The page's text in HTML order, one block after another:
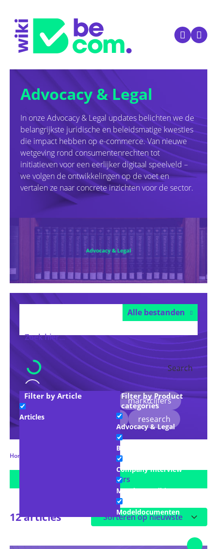
Advocacy & Legal
In onze Advocacy & Legal updates belichten we de
belangrijkste juridische en beleidsmatige kwesties
die impact hebben op e-commerce. Van nieuwe
wetgeving rond consumentenrechten tot
initiatieven voor een eerlijker digitaal speelveld –
we volgen de ontwikkelingen op de voet en
vertalen ze naar concrete inzichten voor de sector.
Alle bestanden
Search
Filter by Article
Articles
Filter by Product
categories
Advocacy & Legal
Blogs
Company Interview
Member toolkit
Modeldocumenten
Voorgestelde trefwoorden:
marktcijfers
duurzaamheid
legal research
Home
Show filters
12 articles